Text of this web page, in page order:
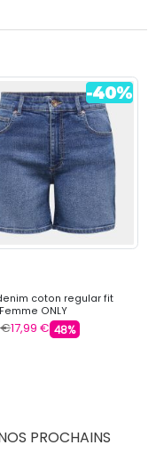
coton regular fit
ONLY
€17,99 € 48%
PROCHAINS